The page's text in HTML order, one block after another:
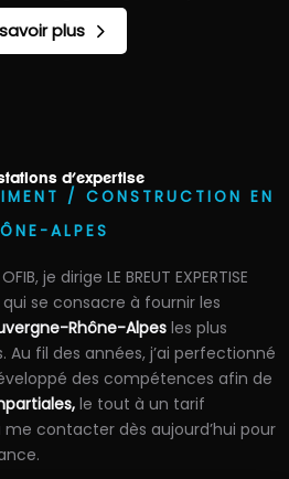
plus
d’expertise
/ CONSTRUCTION EN
ALPES
je dirige LE BREUT EXPERTISE
qui se consacre à fournir les
Rhône-Alpes les plus
fil des années, j’ai perfectionné
des compétences afin de
le tout à un tarif
me contacter dès aujourd’hui pour